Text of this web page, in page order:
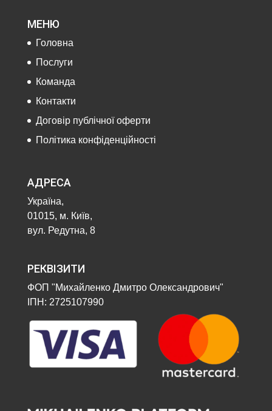
МЕНЮ
Головна
Послуги
Команда
Контакти
Договір публічної оферти
Політика конфіденційності
АДРЕСА
Україна,
01015, м. Київ,
вул. Редутна, 8
РЕКВІЗИТИ
ФОП "Михайленко Дмитро Олександрович"
ІПН: 2725107990